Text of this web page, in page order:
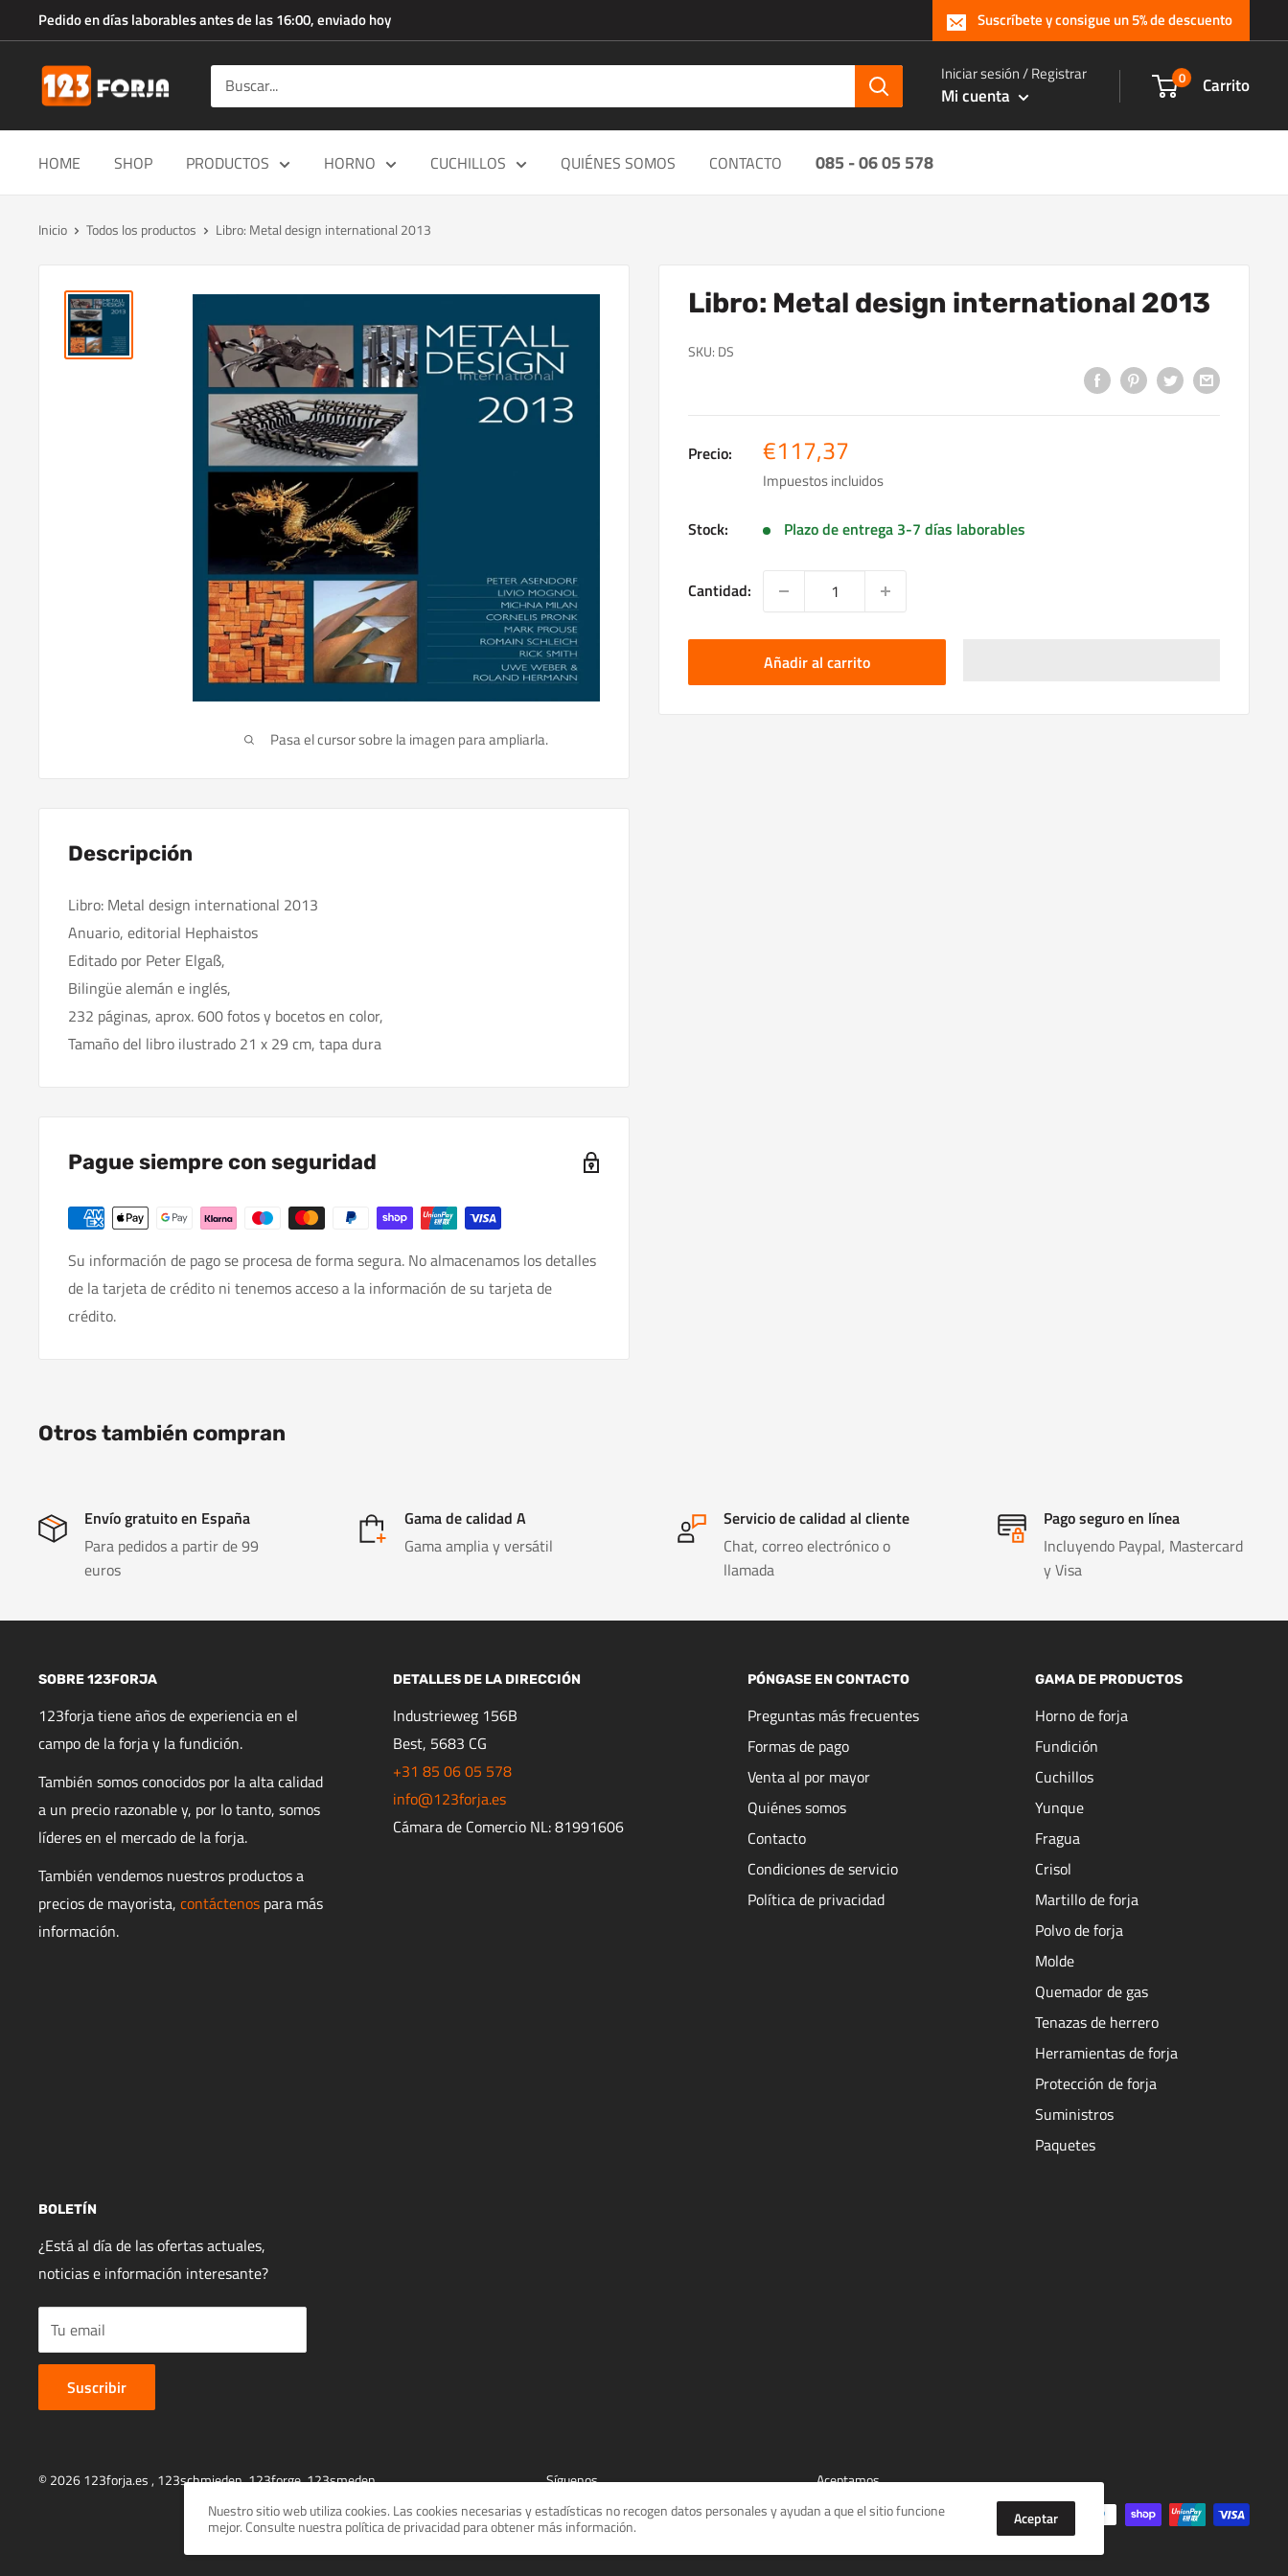
directamente
contenido
Pedido en días laborables antes de las 16:00, enviado hoy Suscríbete y consigue un 5% de descuento
123forja.es Iniciar sesión / Registrar
Mi cuenta
0 Carrito
HOME SHOP PRODUCTOS HORNO CUCHILLOS QUIÉNES SOMOS CONTACTO 085 - 06 05 578
Inicio Todos los productos Libro: Metal design international 2013
Pasa el cursor sobre la imagen para ampliarla.
Libro: Metal design international 2013
SKU: DS
Precio: Precio
de
venta
€117,37
Impuestos incluidos
Stock: Plazo de entrega 3-7 días laborables
Cantidad:
Añadir al carrito
Descripción
Libro: Metal design international 2013
Anuario, editorial Hephaistos
Editado por Peter Elgaß,
Bilingüe alemán e inglés,
232 páginas, aprox. 600 fotos y bocetos en color,
Tamaño del libro ilustrado 21 x 29 cm, tapa dura
Pague siempre con seguridad
Su información de pago se procesa de forma segura. No almacenamos los detalles
de la tarjeta de crédito ni tenemos acceso a la información de su tarjeta de
crédito.
Otros también compran
Envío gratuito en España
Para pedidos a partir de 99
euros
Gama de calidad A
Gama amplia y versátil
Servicio de calidad al cliente
Chat, correo electrónico o
llamada
Pago seguro en línea
Incluyendo Paypal, Mastercard
y Visa
SOBRE 123FORJA
123forja tiene años de experiencia en el
campo de la forja y la fundición.
También somos conocidos por la alta calidad
a un precio razonable y, por lo tanto, somos
líderes en el mercado de la forja.
También vendemos nuestros productos a
precios de mayorista, contáctenos para más
información.
DETALLES DE LA DIRECCIÓN
Industrieweg 156B
Best, 5683 CG
+31 85 06 05 578
info@123forja.es
Cámara de Comercio NL: 81991606
PÓNGASE EN CONTACTO
Preguntas más frecuentes
Formas de pago
Venta al por mayor
Quiénes somos
Contacto
Condiciones de servicio
Política de privacidad
GAMA DE PRODUCTOS
Horno de forja
Fundición
Cuchillos
Yunque
Fragua
Crisol
Martillo de forja
Polvo de forja
Molde
Quemador de gas
Tenazas de herrero
Herramientas de forja
Protección de forja
Suministros
Paquetes
BOLETÍN
¿Está al día de las ofertas actuales,
noticias e información interesante?
Tu email
Suscribir
© 2026 123forja.es , 123schmieden,123forge,123smeden Síguenos
Aceptamos
Nuestro sitio web utiliza cookies. Las cookies necesarias y estadísticas no recogen datos personales y ayudan a que el sitio funcione
mejor. Consulte nuestra política de privacidad para obtener más información.
Aceptar